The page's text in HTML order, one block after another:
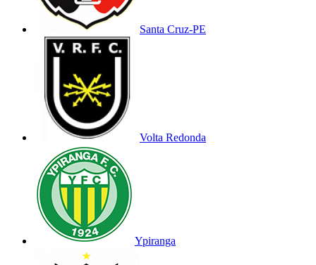
Santa Cruz-PE
Volta Redonda
Ypiranga